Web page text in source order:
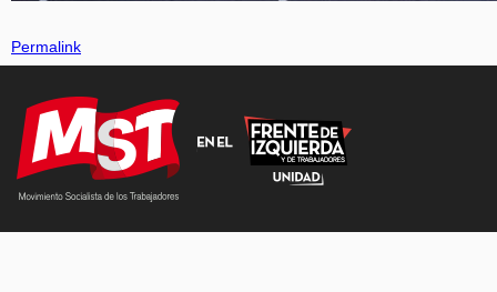
Permalink